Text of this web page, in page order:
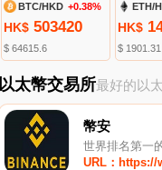
BTC/HKD +0.38%
HK$ 503420
$ 64615.6
ETH/
HK$
$ 1901.31
以太幣交易所最好的以
幣安
世界排名第一
URL：https://